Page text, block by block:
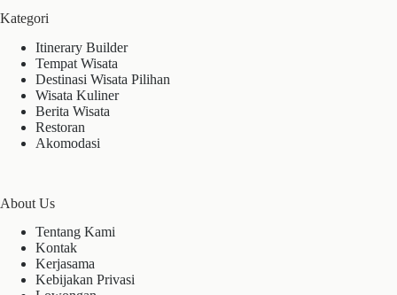
Kategori
Itinerary Builder
Tempat Wisata
Destinasi Wisata Pilihan
Wisata Kuliner
Berita Wisata
Restoran
Akomodasi
About Us
Tentang Kami
Kontak
Kerjasama
Kebijakan Privasi